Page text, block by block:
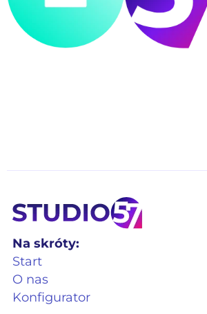
Na skróty:
Start
O nas
Konfigurator